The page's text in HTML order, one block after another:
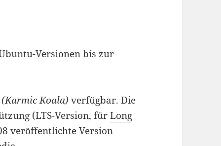
Versionen bis zur
(Karmic Koala) verfügbar. Die
(LTS-Version, fürLong
veröffentlichte Version